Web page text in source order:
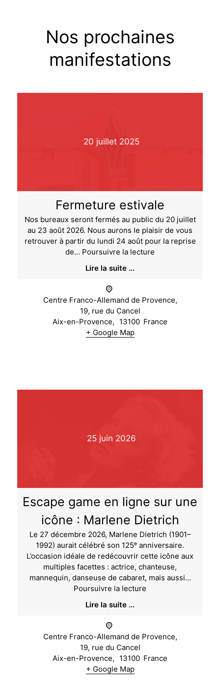
Nos prochaines
manifestations
20 juillet 2025
Fermeture estivale
Nos bureaux seront fermés au public du 20 juillet
au 23 août 2026. Nous aurons le plaisir de vous
retrouver à partir du lundi 24 août pour la reprise
de… Poursuivre la lecture
Lire la suite ...
Centre Franco-Allemand de Provence,
19, rue du Cancel
Aix-en-Provence, 13100 France
+ Google Map
25 juin 2026
Escape game en ligne sur une
icône : Marlene Dietrich
Le 27 décembre 2026, Marlene Dietrich (1901–
1992) aurait célébré son 125ᵉ anniversaire.
L’occasion idéale de redécouvrir cette icône aux
multiples facettes : actrice, chanteuse,
mannequin, danseuse de cabaret, mais aussi…
Poursuivre la lecture
une
Lire la suite ...
Centre Franco-Allemand de Provence,
19, rue du Cancel
Aix-en-Provence, 13100 France
+ Google Map